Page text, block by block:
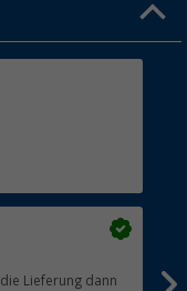
Lieferung dann